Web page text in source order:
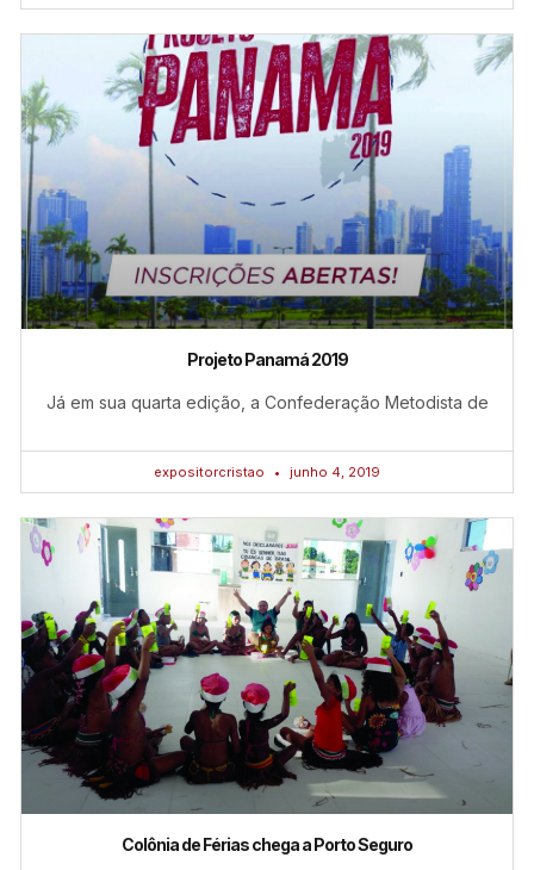
Projeto Panamá 2019
Já em sua quarta edição, a Confederação Metodista de
expositorcristao junho 4, 2019
Colônia de Férias chega a Porto Seguro